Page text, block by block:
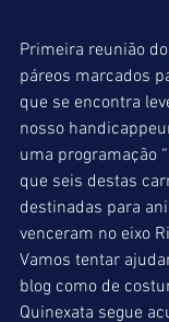
Primeira reunião
páreos marcados
que se encontra
nosso
uma programação
que seis destas
destinadas para
venceram no eixo
Vamos tentar
blog como de
Quinexata segue